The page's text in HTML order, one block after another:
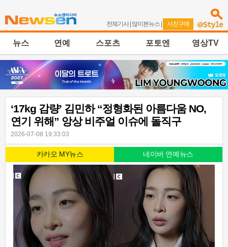
전체기사| 많이본뉴스 | 사진구매
뉴스 연예 스포츠 포토엔 영상TV
‘17kg 감량’ 김민하 “정형화된 아름다움 NO,
연기 위해” 앙상 비주얼 이슈에 돌직구
2026-07-08 19:33:03
카카오 MY뉴스 네이버 연예뉴스